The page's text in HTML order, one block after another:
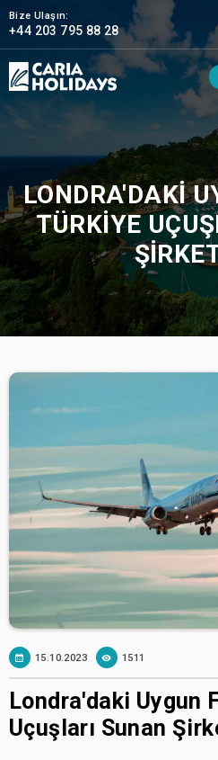
Bize Ulaşın:
+44 203 795 88 28
LONDRA'DAKI
TÜRKIYE
15.10.2023 1511
Londra'daki Uygun
Uçuşları Sunan